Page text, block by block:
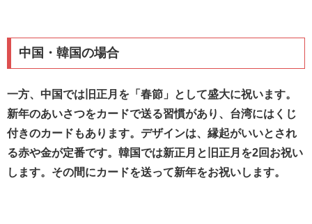
中国・韓国の場合
一方、中国では旧正月を「春節」として盛大に祝います。
新年のあいさつをカードで送る習慣があり、台湾にはくじ
付きのカードもあります。デザインは、縁起がいいとされ
る赤や金が定番です。韓国では新正月と旧正月を2回お祝い
します。その間にカードを送って新年をお祝いします。